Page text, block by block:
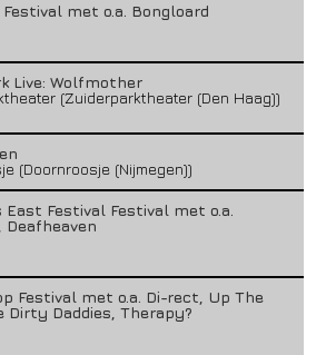
met o.a. Bongloard
Live: Wolfmother
(Zuiderparktheater (Den Haag))
(Doornroosje (Nijmegen))
Festival Festival met o.a.
Deafheaven
Festival met o.a. Di-rect, Up The
Dirty Daddies, Therapy?